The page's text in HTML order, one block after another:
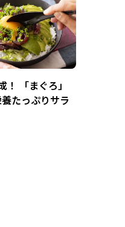
！ 「まぐろ」
たっぷりサラ